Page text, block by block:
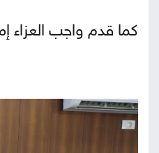
كما قدم واجب العزاء